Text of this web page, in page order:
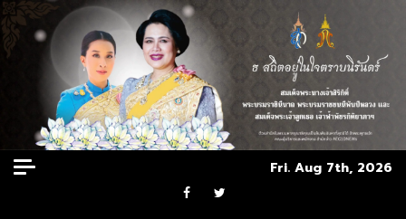
Skip
to
Fri. Aug 7th, 2026
Facebook
Twitter